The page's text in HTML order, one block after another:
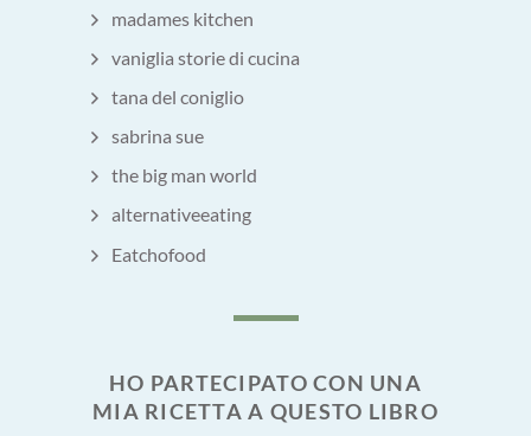
madames kitchen
vaniglia storie di cucina
tana del coniglio
sabrina sue
the big man world
alternativeeating
Eatchofood
HO PARTECIPATO CON UNA
MIA RICETTA A QUESTO LIBRO